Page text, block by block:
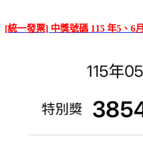
[統一發票] 中獎號碼 115 年5、6月